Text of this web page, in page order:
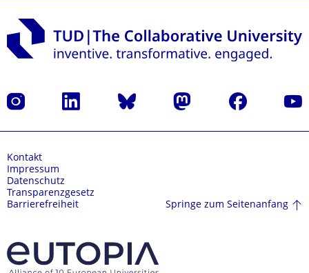
Instagram LinkedIn Bluesky Mastodon Facebook
Kontakt
Impressum
Datenschutz
Transparenzgesetz
Barrierefreiheit
Springe zum Seitenanfang